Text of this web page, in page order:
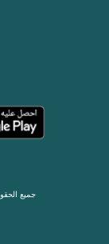
جميع